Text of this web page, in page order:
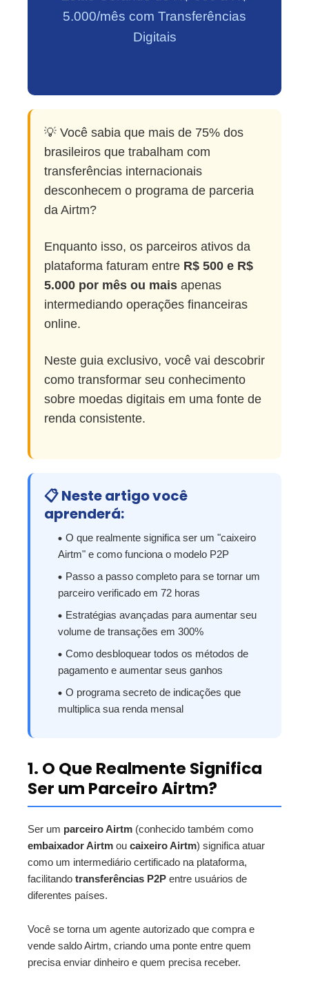
5.000/mês com Transferências
Digitais
💡 Você sabia que mais de 75% dos
brasileiros que trabalham com
transferências internacionais
desconhecem o programa de parceria
da Airtm?
Enquanto isso, os parceiros ativos da
plataforma faturam entre R$ 500 e R$
5.000 por mês ou mais apenas
intermediando operações financeiras
online.
Neste guia exclusivo, você vai descobrir
como transformar seu conhecimento
sobre moedas digitais em uma fonte de
renda consistente.
📋 Neste artigo você
aprenderá:
O que realmente significa ser um "caixeiro
Airtm" e como funciona o modelo P2P
Passo a passo completo para se tornar um
parceiro verificado em 72 horas
Estratégias avançadas para aumentar seu
volume de transações em 300%
Como desbloquear todos os métodos de
pagamento e aumentar seus ganhos
O programa secreto de indicações que
multiplica sua renda mensal
1. O Que Realmente Significa
Ser um Parceiro Airtm?
Ser um parceiro Airtm (conhecido também como
embaixador Airtm ou caixeiro Airtm) significa atuar
como um intermediário certificado na plataforma,
facilitando transferências P2P entre usuários de
diferentes países.
Você se torna um agente autorizado que compra e
vende saldo Airtm, criando uma ponte entre quem
precisa enviar dinheiro e quem precisa receber.